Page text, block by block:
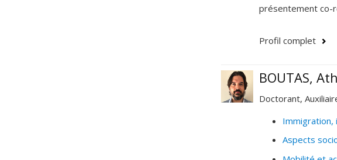
présentement co-
Profil complet
BOUTAS,
Doctorant,
Aspects